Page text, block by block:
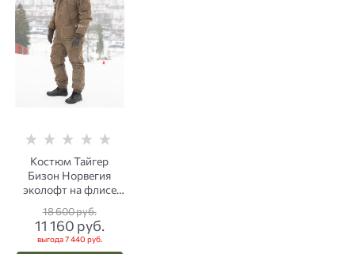
Костюм Тайгер
Бизон Норвегия
эколофт на флисе
18 600 руб.
11 160 руб.
выгода7 440 руб.